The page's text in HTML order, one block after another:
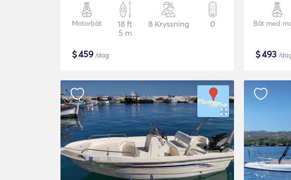
Motorbåt
18 ft
5 m
8 Kryssning 0
$459/dag
Båt med
$493 /